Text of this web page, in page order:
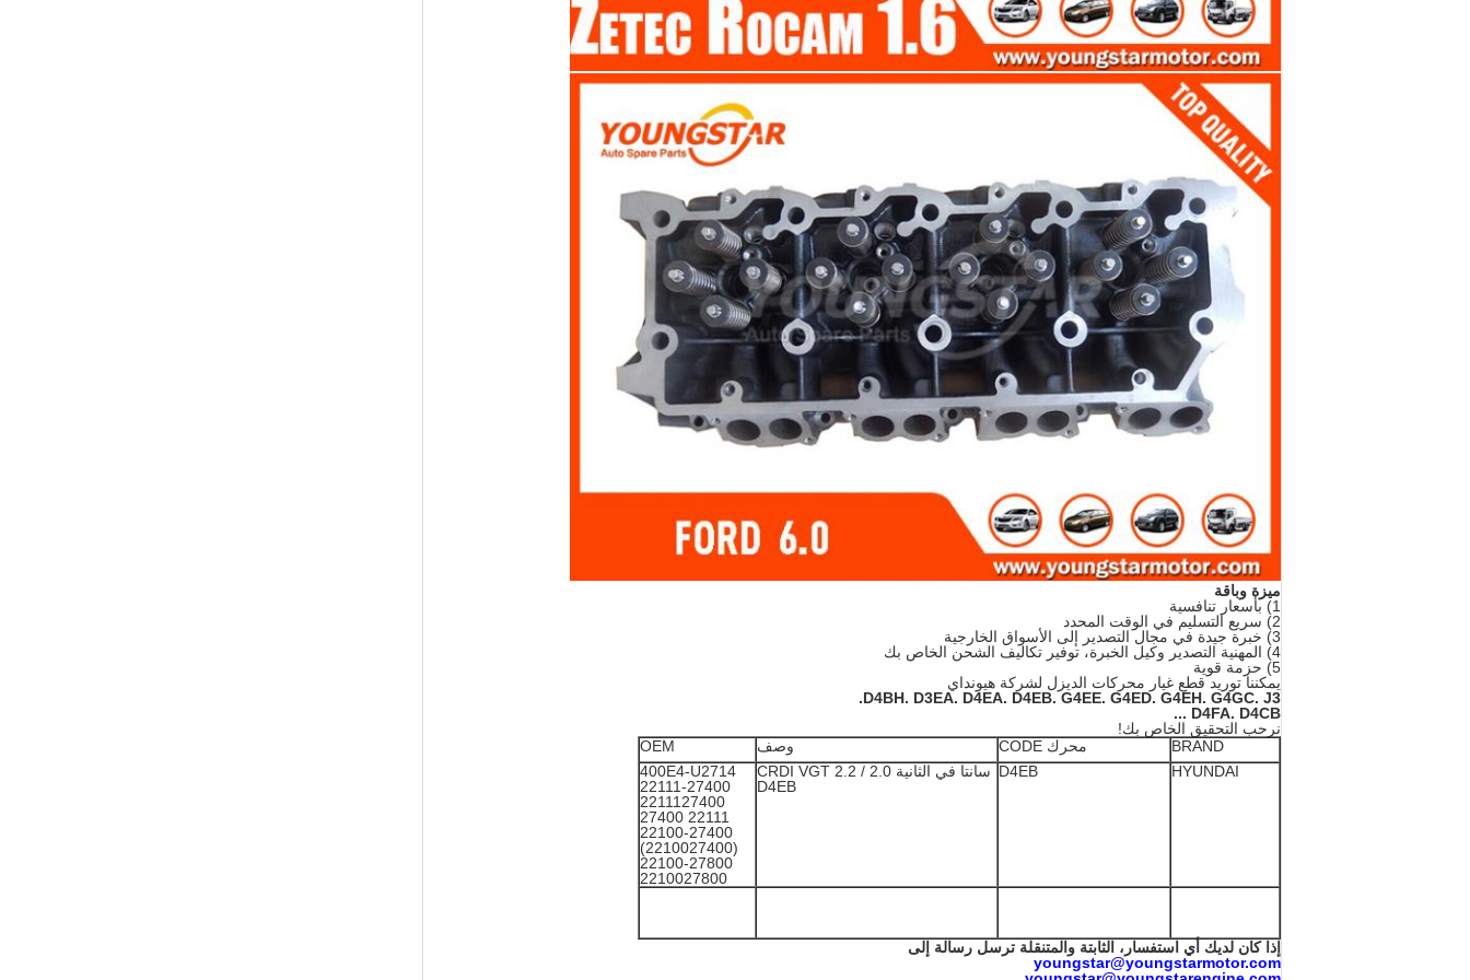
ميزة وباقة
1) بأسعار تنافسية
2) سريع التسليم في الوقت المحدد
3) خبرة جيدة في مجال التصدير إلى الأسواق الخارجية
4) المهنية التصدير وكيل الخبرة، توفير تكاليف الشحن الخاص بك
5) حزمة قوية
يمكننا توريد قطع غيار محركات الديزل لشركة هيونداي
D4BH. D3EA. D4EA. D4EB. G4EE. G4ED. G4EH. G4GC. J3.
D4FA. D4CB ...
نرحب التحقيق الخاص بك!
BRAND
محرك CODE وصف
OEM
HYUNDAI
D4EB
سانتا في الثانية 2.0 / 2.2 CRDI VGT
D4EB
400E4-U2714
22111-27400
2211127400
22111 27400
22100-27400
(2210027400)
22100-27800
2210027800
إذا كان لديك أي استفسار، الثابتة والمتنقلة ترسل رسالة إلى
youngstar@youngstarmotor.com